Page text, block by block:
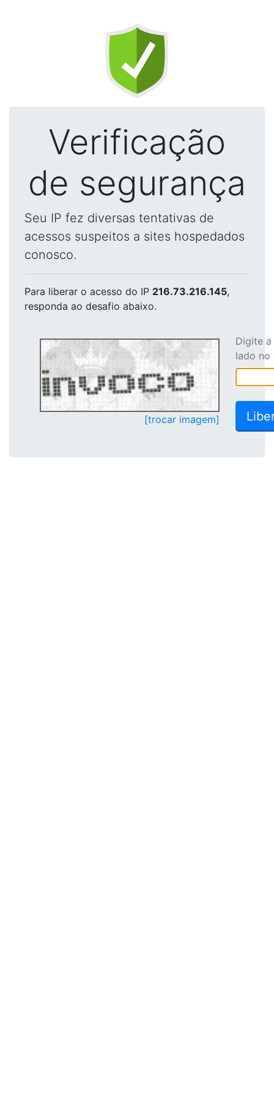
Verificação
de segurança
Seu IP fez diversas tentativas de
acessos suspeitos a sites hospedados
conosco.
Para liberar o acesso do IP 216.73.216.145,
responda ao desafio abaixo.
[trocar imagem]
Digite
lado no